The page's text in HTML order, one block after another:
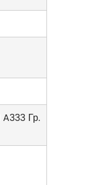
Гр.